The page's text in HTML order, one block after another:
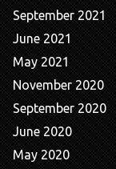
September 2021
June 2021
May 2021
November 2020
September 2020
June 2020
May 2020